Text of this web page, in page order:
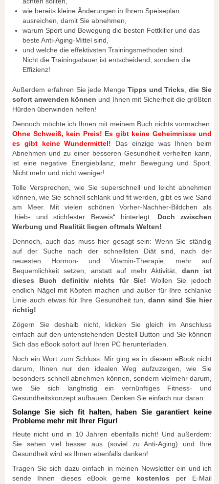
wie bereits kleine Änderungen in Ihrem Speiseplan
ausreichen, damit Sie abnehmen,
warum Sport und Bewegung die besten Fettkiller und das
beste Anti-Aging-Mittel sind,
und welche die effektivsten Trainingsmethoden sind.
Nicht die Trainingsdauer ist entscheidend, sondern die
Effizienz!
Außerdem erfahren Sie jede Menge Tipps und Tricks,die Sie
sofort anwenden können und Ihnen mit Sicherheit die größten
Hürden überwinden helfen!
Dennoch möchte ich Ihnen mit meinem Buch nichts vormachen.
Ohne Schweiß, kein Preis! Es gibt keine Geheimnisse und
es gibt keine Wundermittel! Das einzige was Ihnen beim
Abnehmen und zu einer besseren Gesundheit verhelfen kann,
ist eine negative Energiebilanz, mehr Bewegung und Sport.
Nicht mehr und nicht weniger!
Tolle Versprechen, wie Sie superschnell und leicht abnehmen
können, wie Sie schnell schlank und fit werden, gibt es wie Sand
am Meer. Mit vielen schönen Vorher-Nachher-Bildchen als
„hieb- und stichfester Beweis“ hinterlegt. Doch zwischen
Werbung und Realität liegen oftmals Welten!
Dennoch, auch das muss hier gesagt sein: Wenn Sie ständig
auf der Suche nach der schnellsten Diät sind, nach der
neuesten Hormon- und Vitamin-Therapie, mehr auf
Bequemlichkeit setzen, anstatt auf mehr Aktivität, dann ist
dieses Buch definitiv nichts für Sie! Wollen Sie jedoch
endlich Nägel mit Köpfen machen und außer für Ihre schlanke
Linie auch etwas für Ihre Gesundheit tun,dann sind Sie hier
richtig!
Zögern Sie deshalb nicht, klicken Sie gleich im Anschluss
einfach auf den untenstehenden Bestell-Button und Sie können
Sich das eBook sofort auf Ihren PC herunterladen.
Noch ein Wort zum Schluss: Mir ging es in diesem eBook nicht
darum, Ihnen nur den idealen Weg aufzuzeigen, wie Sie
besonders schnell abnehmen können, sondern vielmehr darum,
wie Sie sich langfristig ein vernünftiges Fitness- und
Gesundheitskonzept aufbauen. Denken Sie einfach nur daran:
Solange Sie sich fit halten, haben Sie garantiert keine
Probleme mehr mit Ihrer Figur!
Heute nicht und in 10 Jahren ebenfalls nicht! Und außerdem:
Sie sehen viel besser aus (soviel zu Anti-Aging) und Ihre
Gesundheit wird es Ihnen ebenfalls danken!
Tragen Sie sich dazu einfach in meinen Newsletter ein und ich
sende Ihnen dieses eBook gerne kostenlos per E-Mail